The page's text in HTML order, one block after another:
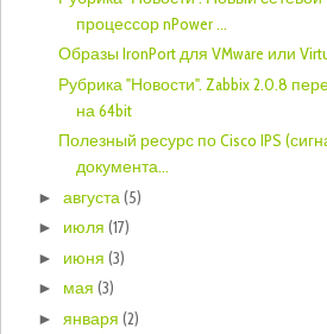
процессор nPower ...
Образы IronPort для VMware или
Рубрика "Новости". Zabbix 2.0.8
на 64bit
Полезный ресурс по Cisco IPS
документа...
►августа(5)
► июля(17)
► июня(3)
► мая(3)
►января(2)